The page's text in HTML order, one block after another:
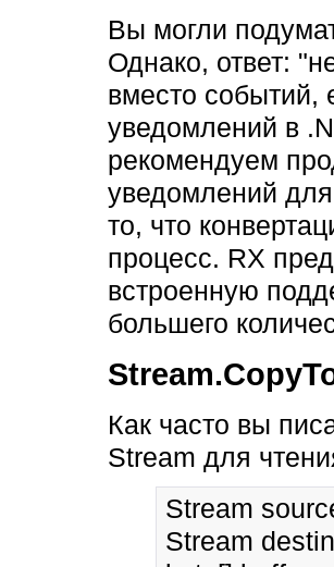
Вы могли
Однако, ответ:
вместо событий,
уведомлений в
рекомендуем
уведомлений
то, что
процесс. RX
встроенную
большего
Как часто вы
Stream для
Stream
Stream